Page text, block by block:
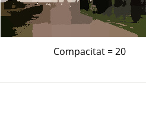
Compacitat = 20